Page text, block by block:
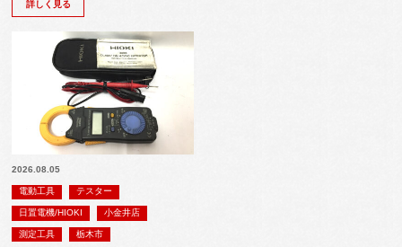
詳しく見る
2026.08.05
電動工具 テスター
日置電機/HIOKI 小金井店
測定工具 栃木市